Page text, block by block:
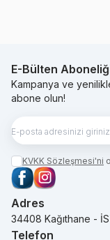
E-Bülten
Kampanya ve
abone olun!
KVKK Sözleşmesi'ni
Facebook
Instagram
Adres
34408 Kağıthane -
Telefon